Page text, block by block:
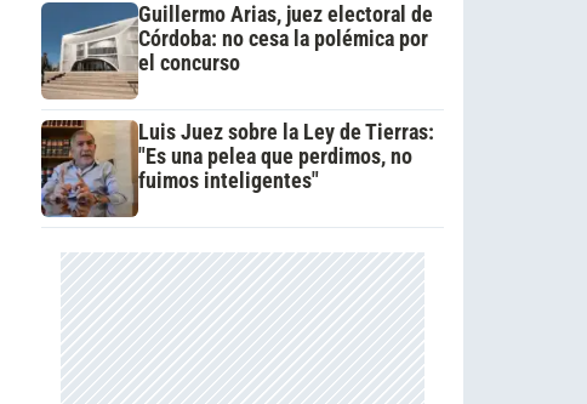
Guillermo Arias, juez electoral de
Córdoba: no cesa la polémica por
el concurso
Luis Juez sobre la Ley de Tierras:
"Es una pelea que perdimos, no
fuimos inteligentes"